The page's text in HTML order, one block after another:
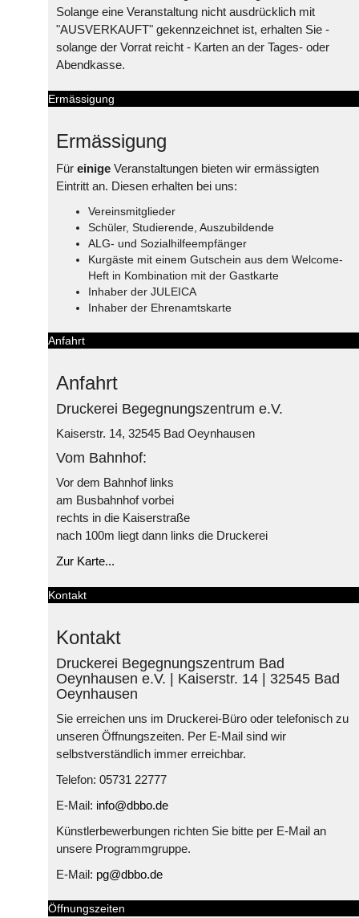
Solange eine Veranstaltung nicht ausdrücklich mit
"AUSVERKAUFT" gekennzeichnet ist, erhalten Sie -
solange der Vorrat reicht - Karten an der Tages- oder
Abendkasse.
Ermässigung
Ermässigung
Für einige Veranstaltungen bieten wir ermässigten
Eintritt an. Diesen erhalten bei uns:
Vereinsmitglieder
Schüler, Studierende, Auszubildende
ALG- und Sozialhilfeempfänger
Kurgäste mit einem Gutschein aus dem Welcome-
Heft in Kombination mit der Gastkarte
Inhaber der JULEICA
Inhaber der Ehrenamtskarte
Anfahrt
Anfahrt
Druckerei Begegnungszentrum e.V.
Kaiserstr. 14, 32545 Bad Oeynhausen
Vom Bahnhof:
Vor dem Bahnhof links
am Busbahnhof vorbei
rechts in die Kaiserstraße
nach 100m liegt dann links die Druckerei
Zur Karte...
Kontakt
Kontakt
Druckerei Begegnungszentrum Bad
Oeynhausen e.V. | Kaiserstr. 14 | 32545 Bad
Oeynhausen
Sie erreichen uns im Druckerei-Büro oder telefonisch zu
unseren Öffnungszeiten. Per E-Mail sind wir
selbstverständlich immer erreichbar.
Telefon: 05731 22777
E-Mail: info@dbbo.de
Künstlerbewerbungen richten Sie bitte per E-Mail an
unsere Programmgruppe.
E-Mail: pg@dbbo.de
Öffnungszeiten